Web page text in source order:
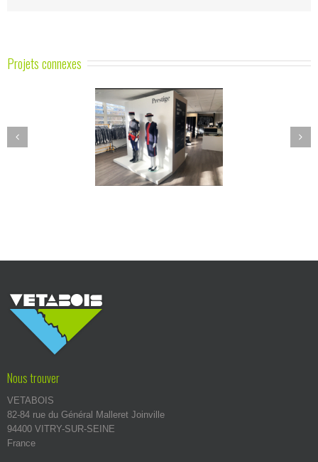
Projets connexes
Corner HISENSE
Nous trouver
VETABOIS
82-84 rue du Général Malleret Joinville
94400 VITRY-SUR-SEINE
France